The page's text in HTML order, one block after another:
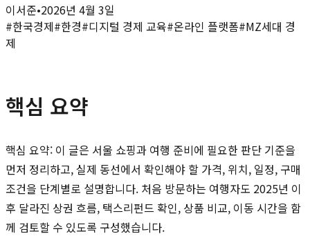
이서준•2026년 4월 3일
#한국경제#한경#디지털 경제 교육#온라인 플랫폼#MZ세대 경
제
핵심 요약
핵심 요약: 이 글은 서울 쇼핑과 여행 준비에 필요한 판단 기준을
먼저 정리하고, 실제 동선에서 확인해야 할 가격, 위치, 일정, 구매
조건을 단계별로 설명합니다. 처음 방문하는 여행자도 2025년 이
후 달라진 상권 흐름, 택스리펀드 확인, 상품 비교, 이동 시간을 함
께 검토할 수 있도록 구성했습니다.